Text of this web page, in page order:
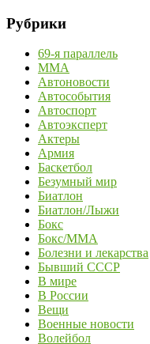
Рубрики
69-я параллель
MMA
Автоновости
Автособытия
Автоспорт
Автоэксперт
Актеры
Армия
Баскетбол
Безумный мир
Биатлон
Биатлон/Лыжи
Бокс
Бокс/MMA
Болезни и лекарства
Бывший СССР
В мире
В России
Вещи
Военные новости
Волейбол